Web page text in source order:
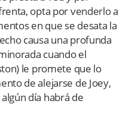
opta por venderlo a
en que se desata la
causa una profunda
cuando el
le promete que lo
de alejarse de Joey,
día habrá de